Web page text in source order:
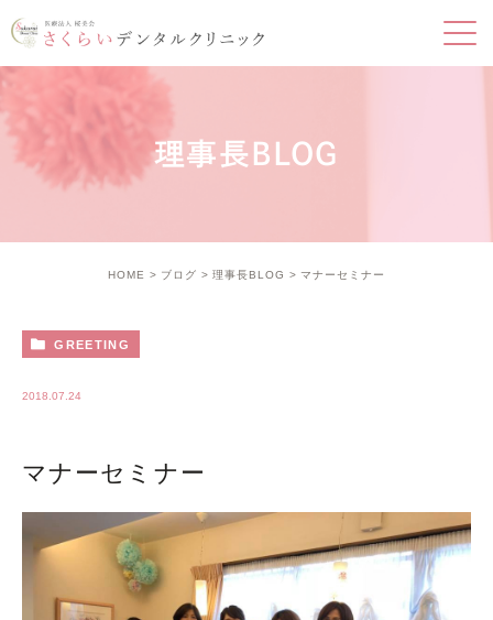
理事長BLOG
HOME ブログ 理事長BLOG マナーセミナー
GREETING
2018.07.24
マナーセミナー